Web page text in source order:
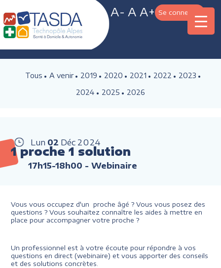
A- A A+ Se connecter
Tous A venir 2019 2020 2021 2022
2023
2024
2025 2026
Lun 02 Déc 2024
1 proche 1 solution
17h15-18h00 - Webinaire
Vous vous occupez d'un proche âgé ? Vous vous posez des
questions ? Vous souhaitez connaître les aides à mettre en
place pour accompagner votre proche ?
Un professionnel est à votre écoute pour répondre à vos
questions en direct (webinaire) et vous apporter des conseils
et des solutions concrètes.